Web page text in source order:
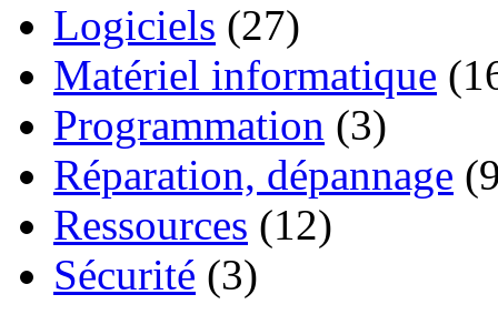
Logiciels (27)
Matériel informatique
Programmation (3)
Réparation, dépannage
Ressources (12)
Sécurité (3)